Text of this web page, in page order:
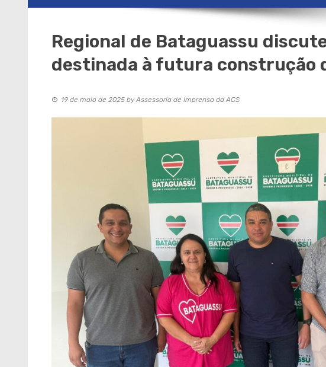
Regional de Bataguassu
destinada à futura construção
19 de maio de 2025 byAssessoria de Imprensa da ACS